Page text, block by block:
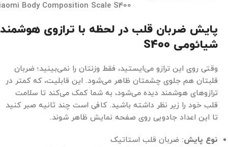
Body Composition Scale S400
پایش ضربان قلب در لحظه با ترازوی هوشمند
شیائومی S400
وقتی روی این ترازو می‌ایستید، فقط وزنتان را نمی‌بینید؛ ضربان
قلبتان هم جلوی چشمتان ظاهر می‌شود. این قابلیت، که کمتر در
ترازوهای هوشمند دیده می‌شود، به شما کمک می‌کند تا سلامت
قلب خود را زیر نظر داشته باشید. کافی است چند ثانیه صبر کنید
تا این اعداد جادویی روی صفحه نمایش ظاهر شوند.
نوع پایش: ضربان قلب استاتیک